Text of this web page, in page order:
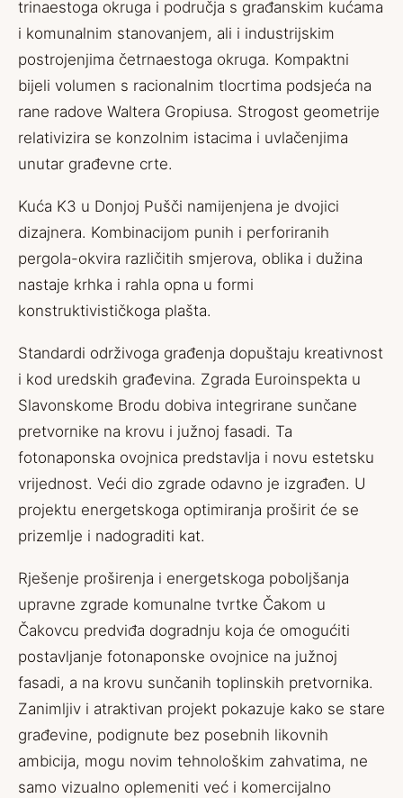
trinaestoga okruga i područja s građanskim kućama
i komunalnim stanovanjem, ali i industrijskim
postrojenjima četrnaestoga okruga. Kompaktni
bijeli volumen s racionalnim tlocrtima podsjeća na
rane radove Waltera Gropiusa. Strogost geometrije
relativizira se konzolnim istacima i uvlačenjima
unutar građevne crte.
Kuća K3 u Donjoj Pušči namijenjena je dvojici
dizajnera. Kombinacijom punih i perforiranih
pergola-okvira različitih smjerova, oblika i dužina
nastaje krhka i rahla opna u formi
konstruktivističkoga plašta.
Standardi održivoga građenja dopuštaju kreativnost
i kod uredskih građevina. Zgrada Euroinspekta u
Slavonskome Brodu dobiva integrirane sunčane
pretvornike na krovu i južnoj fasadi. Ta
fotonaponska ovojnica predstavlja i novu estetsku
vrijednost. Veći dio zgrade odavno je izgrađen. U
projektu energetskoga optimiranja proširit će se
prizemlje i nadograditi kat.
Rješenje proširenja i energetskoga poboljšanja
upravne zgrade komunalne tvrtke Čakom u
Čakovcu predviđa dogradnju koja će omogućiti
postavljanje fotonaponske ovojnice na južnoj
fasadi, a na krovu sunčanih toplinskih pretvornika.
Zanimljiv i atraktivan projekt pokazuje kako se stare
građevine, podignute bez posebnih likovnih
ambicija, mogu novim tehnološkim zahvatima, ne
samo vizualno oplemeniti već i komercijalno